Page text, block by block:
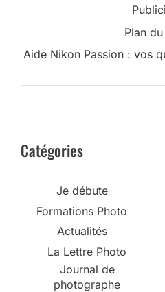
Plan
Aide Nikon Passion : vos
Catégories
Je débute
Formations Photo
Actualités
La Lettre Photo
Journal de
photographe